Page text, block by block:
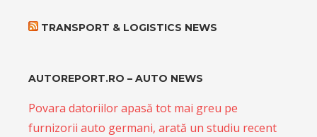
TRANSPORT & LOGISTICS NEWS
AUTOREPORT.RO – AUTO NEWS
Povara datoriilor apasă tot mai greu pe
furnizorii auto germani, arată un studiu recent